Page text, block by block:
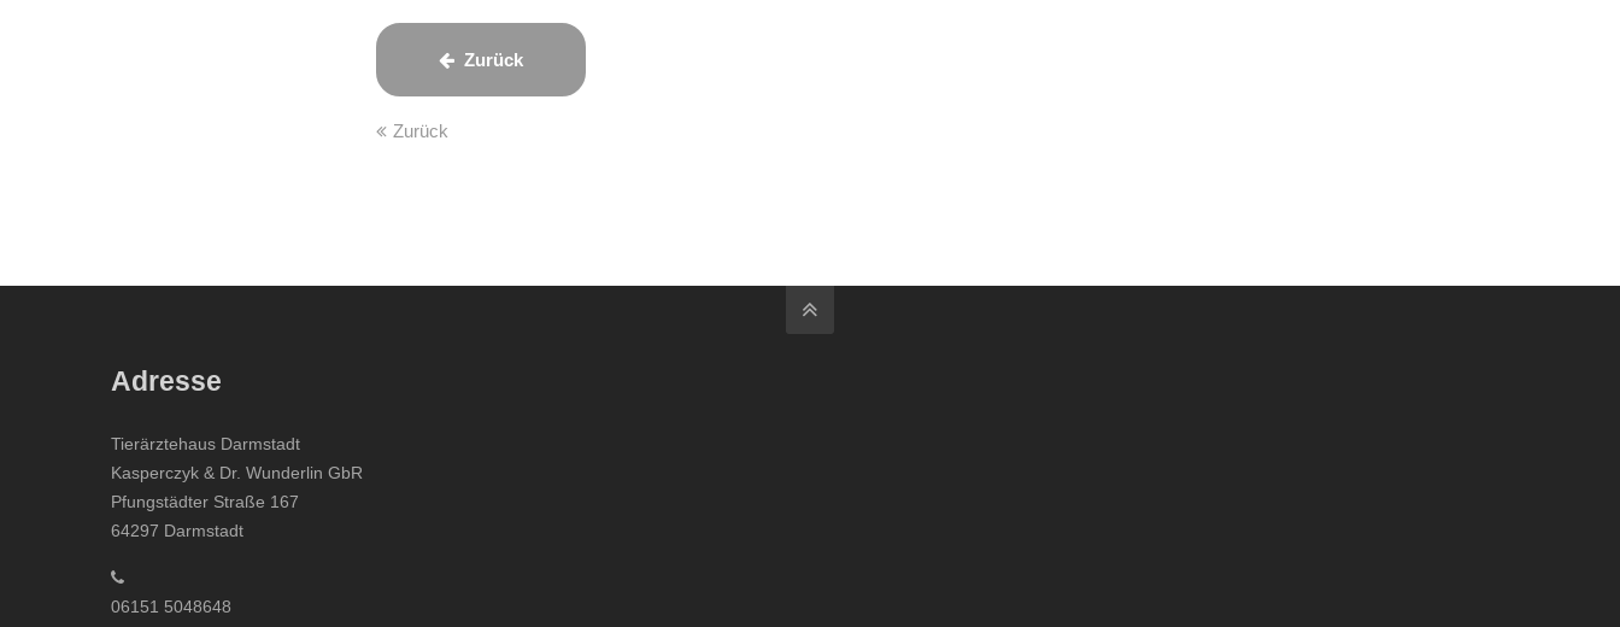
Zurück
Zurück
Adresse
Tierärztehaus Darmstadt
Kasperczyk & Dr. Wunderlin GbR
Pfungstädter Straße 167
64297 Darmstadt
06151 5048648